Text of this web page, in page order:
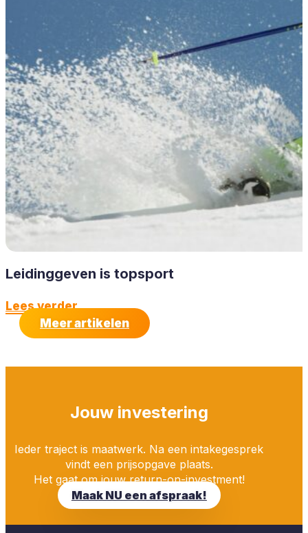
Leidinggeven is topsport
Lees verder
Meer artikelen
Jouw investering
Ieder traject is maatwerk. Na een intakegesprek
vindt een prijsopgave plaats.
Het gaat om jouw return-on-investment!
Maak NU een afspraak!